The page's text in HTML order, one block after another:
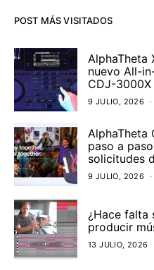
POST MÁS VISITADOS
AlphaTheta
nuevo All-
CDJ-3000X
9 JULIO, 2026
AlphaTheta
paso a
solicitudes
9 JULIO, 2026
¿Hace falta
producir
13 JULIO, 2026